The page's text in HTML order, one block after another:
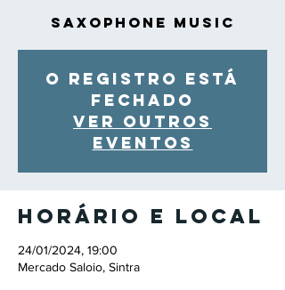
Saxophone Music
O registro está
fechado
Ver outros
eventos
Horário e local
24/01/2024, 19:00
Mercado Saloio, Sintra